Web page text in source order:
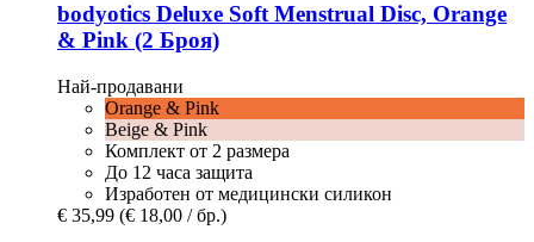
bodyotics Deluxe Soft Menstrual Disc, Orange
& Pink (2 Броя)
Най-продавани
Orange & Pink
Beige & Pink
Комплект от 2 размера
До 12 часа защита
Изработен от медицински силикон
€ 35,99 (€ 18,00 / бр.)